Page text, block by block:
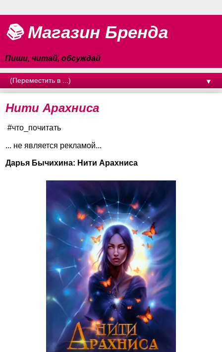
📚 Магазин Бренда
Пиши, читай, обсуждай
▼
Нити Арахниса
#что_почитать
... не является рекламой...
Дарья Бычихина: Нити Арахниса